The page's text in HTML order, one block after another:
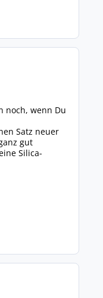
noch, wenn Du
Satz neuer
gut
Silica-